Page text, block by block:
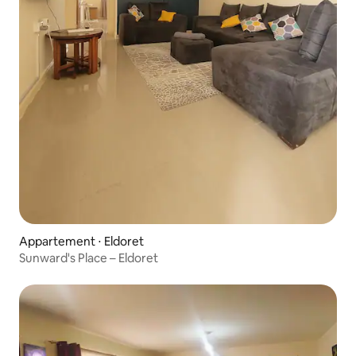
Appartement ⋅ Eldoret
Sunward's Place – Eldoret